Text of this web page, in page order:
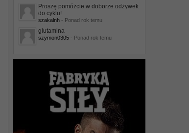
Proszę pomóżcie w doborze odżywek
do cyklu!
szakalnh- Ponad rok temu
glutamina
szymon0305- Ponad rok temu